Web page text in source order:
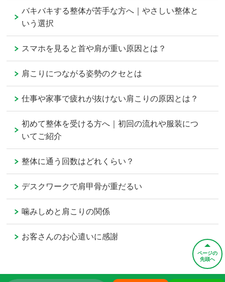
バキバキする整体が苦手な方へ｜やさしい整体と
いう選択
スマホを見ると首や肩が重い原因とは？
肩こりにつながる姿勢のクセとは
仕事や家事で疲れが抜けない肩こりの原因とは？
初めて整体を受ける方へ｜初回の流れや服装につ
いてご紹介
整体に通う回数はどれくらい？
デスクワークで肩甲骨が重だるい
噛みしめと肩こりの関係
お客さんのお心遣いに感謝
ページの
先頭へ